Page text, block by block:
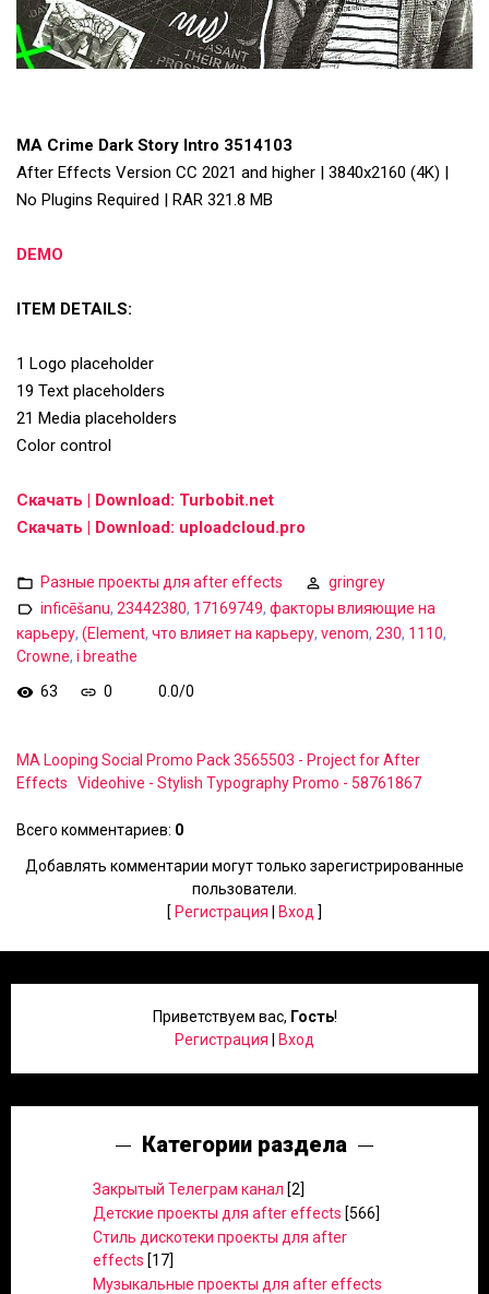
MA Crime Dark Story Intro 3514103
After Effects Version CC 2021 and higher | 3840x2160 (4K) |
No Plugins Required | RAR 321.8 MB
DEMO
ITEM DETAILS:
1 Logo placeholder
19 Text placeholders
21 Media placeholders
Color control
Скачать | Download: Turbobit.net
Скачать | Download: uploadcloud.pro
Разные проекты для after effects
gringrey
inficēšanu, 23442380, 17169749, факторы влияющие на
карьеру, (Element, что влияет на карьеру, venom, 230, 1110,
Crowne, i breathe
63
0 0.0/0
MA Looping Social Promo Pack 3565503 - Project for After
Effects
Videohive - Stylish Typography Promo - 58761867
Всего комментариев: 0
Добавлять комментарии могут только зарегистрированные
пользователи.
[ Регистрация Вход ]
Приветствуем вас, Гость!
Регистрация
Вход
Категории раздела
Закрытый Телеграм канал [2]
Детские проекты для after effects [566]
Стиль дискотеки проекты для after
effects [17]
Музыкальные проекты для after effects